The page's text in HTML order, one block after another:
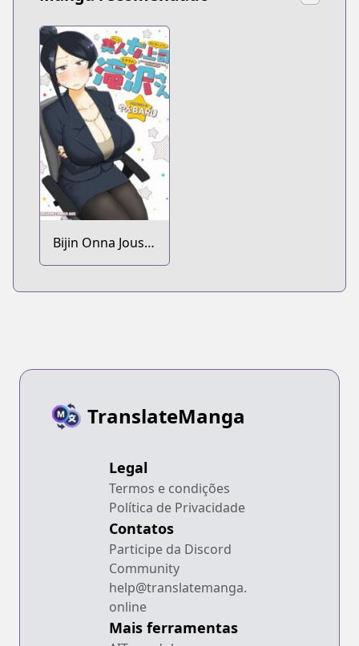
Bijin Onna Joushi
Takizawa-san
TranslateManga
Legal
Termos e condições
Política de Privacidade
Contatos
Participe da Discord
Community
help@translatemanga.
online
Mais ferramentas